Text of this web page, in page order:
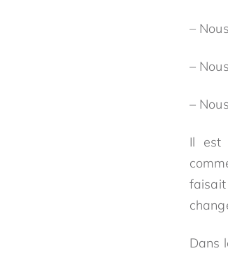
–
–
–
Il est
Dans